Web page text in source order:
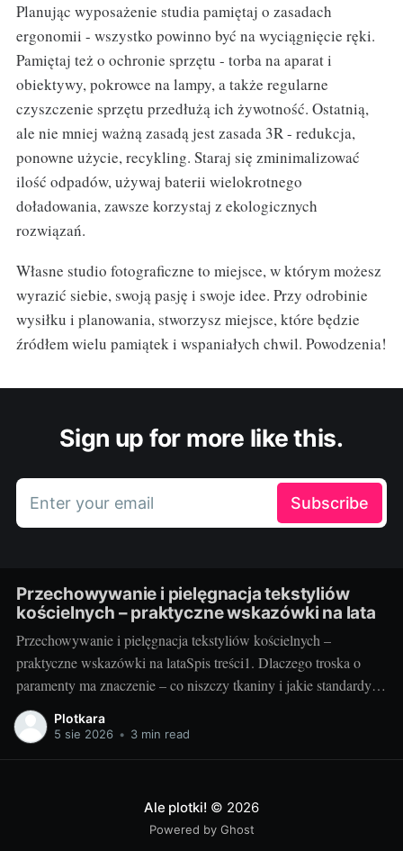
Planując wyposażenie studia pamiętaj o zasadach
ergonomii - wszystko powinno być na wyciągnięcie ręki.
Pamiętaj też o ochronie sprzętu - torba na aparat i
obiektywy, pokrowce na lampy, a także regularne
czyszczenie sprzętu przedłużą ich żywotność. Ostatnią,
ale nie mniej ważną zasadą jest zasada 3R - redukcja,
ponowne użycie, recykling. Staraj się zminimalizować
ilość odpadów, używaj baterii wielokrotnego
doładowania, zawsze korzystaj z ekologicznych
rozwiązań.
Własne studio fotograficzne to miejsce, w którym możesz
wyrazić siebie, swoją pasję i swoje idee. Przy odrobinie
wysiłku i planowania, stworzysz miejsce, które będzie
źródłem wielu pamiątek i wspaniałych chwil. Powodzenia!
Sign up for more like this.
Enter your email Subscribe
Przechowywanie i pielęgnacja tekstyliów
kościelnych – praktyczne wskazówki na lata
Przechowywanie i pielęgnacja tekstyliów kościelnych –
praktyczne wskazówki na lataSpis treści1. Dlaczego troska o
paramenty ma znaczenie – co niszczy tkaniny i jakie standardy
warto przyjąć2. Jak przechowywać i pielęgnować – praktyka
krok po kroku3. Szybki plan na lata – checklisty, nawyki i
Plotkara
5 sie 2026 • 3 min read
Ale plotki! © 2026
Powered by Ghost